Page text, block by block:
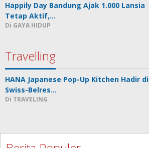
Happily Day Bandung Ajak 1.000 Lansia
Tetap Aktif,…
Di GAYA HIDUP
Travelling
HANA Japanese Pop-Up Kitchen Hadir di
Swiss-Belres…
Di TRAVELING